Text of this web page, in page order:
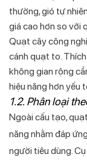
thường, gió tự
giá cao hơn so với
Quạt cây công
cánh quạt to.
không gian rộng
hiệu năng hơn yếu
1.2. Phân loại
Ngoài cấu tạo,
năng nhằm đáp
người tiêu dùng.